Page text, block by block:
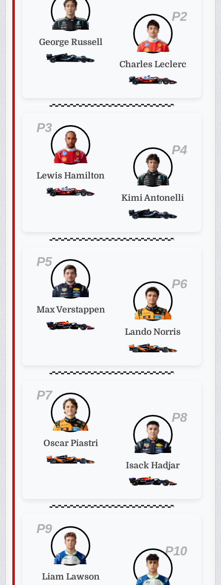
George Russell
P2
Charles Leclerc
P3
Lewis Hamilton
P4
Kimi Antonelli
P5
Max Verstappen
P6
Lando Norris
P7
Oscar Piastri
P8
Isack Hadjar
P9
Liam Lawson
P10